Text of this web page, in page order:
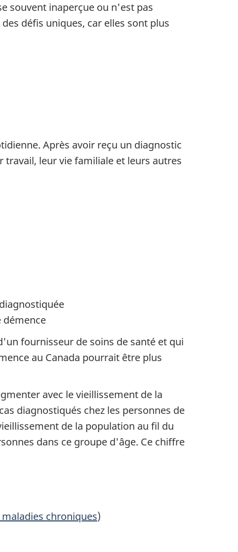
souvent inaperçue ou n'est pas
défis uniques, car elles sont plus
Après avoir reçu un diagnostic
travail, leur vie familiale et leurs autres
démence
fournisseur de soins de santé et qui
au Canada pourrait être plus
avec le vieillissement de la
diagnostiqués chez les personnes de
de la population au fil du
dans ce groupe d'âge. Ce chiffre
de page
chroniques)